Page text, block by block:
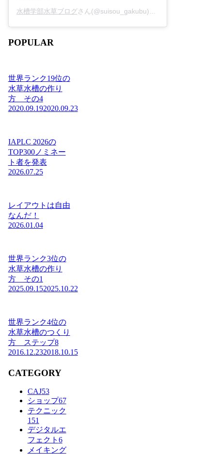
水槽学部水草ブログさん(@suisou_gakubu)がシェアした投稿 -
POPULAR
世界ランク19位の
水草水槽の作り
方 その4
2020.09.192020.09.23
IAPLC 2026の
TOP300ノミネー
ト者を発表
2026.07.25
レイアウトは自由
なんだ！
2026.01.04
世界ランク3位の
水草水槽の作り
方 その1
2025.09.152025.10.22
世界ランク4位の
水草水槽のつくり
方 ステップ8
2016.12.232018.10.15
CATEGORY
CAJ53
ショップ67
テクニック
151
デジタルエ
フェクト 6
メイキング